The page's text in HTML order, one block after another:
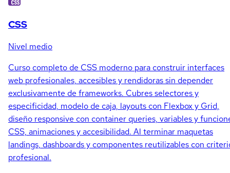
CSS
Nivel medio
Curso completo de CSS moderno para construir interfaces
web profesionales, accesibles y rendidoras sin depender
exclusivamente de frameworks. Cubres selectores y
especificidad, modelo de caja, layouts con Flexbox y Grid,
diseño responsive con container queries, variables y
CSS, animaciones y accesibilidad. Al terminar maquetas
landings, dashboards y componentes reutilizables con
profesional.